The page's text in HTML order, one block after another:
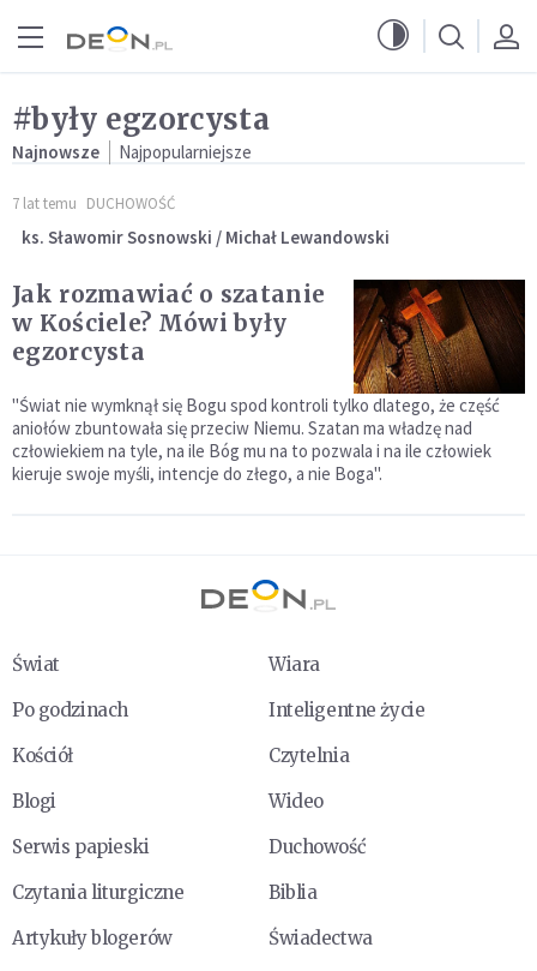
#były egzorcysta
Najnowsze Najpopularniejsze
7 lat temu DUCHOWOŚĆ
ks. Sławomir Sosnowski / Michał Lewandowski
Jak rozmawiać o szatanie
w Kościele? Mówi były
egzorcysta
"Świat nie wymknął się Bogu spod kontroli tylko dlatego, że część
aniołów zbuntowała się przeciw Niemu. Szatan ma władzę nad
człowiekiem na tyle, na ile Bóg mu na to pozwala i na ile człowiek
kieruje swoje myśli, intencje do złego, a nie Boga".
Świat
Wiara
Po godzinach
Inteligentne życie
Kościół
Czytelnia
Blogi
Wideo
Serwis papieski
Duchowość
Czytania liturgiczne
Biblia
Artykuły blogerów
Świadectwa